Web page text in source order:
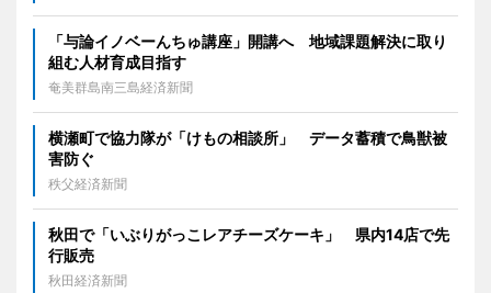
「与論イノベーんちゅ講座」開講へ 地域課題解決に取り
組む人材育成目指す
奄美群島南三島経済新聞
横瀬町で協力隊が「けもの相談所」 データ蓄積で鳥獣被
害防ぐ
秩父経済新聞
秋田で「いぶりがっこレアチーズケーキ」 県内14店で先
行販売
秋田経済新聞